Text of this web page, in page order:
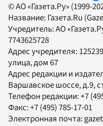
© АО «Газета.Ру» (1999-
Название: Газета.Ru
Учредитель:АО
7743625728
Адрес учредителя:
улица, дом 67
Адрес редакции и
Варшавское шоссе, д.9,
Телефон редакции:+7
Факс:+7 (495) 785-17-01
Электронная почта: